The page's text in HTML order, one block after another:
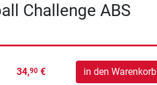
Challenge ABS
34,90€ in den Warenkorb